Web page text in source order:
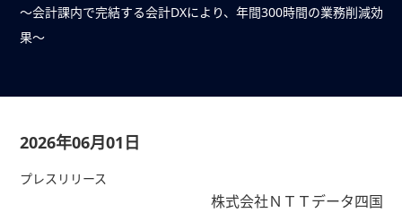
～会計課内で完結する会計DXにより、年間300時間の業務削減効
果～
2026年06月01日
プレスリリース
株式会社ＮＴＴデータ四国